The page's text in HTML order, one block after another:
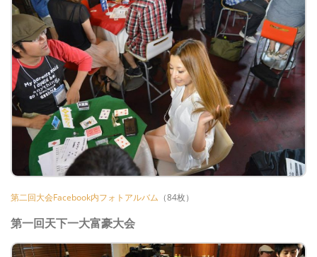
第二回大会Facebook内フォトアルバム （84枚）
第一回天下一大富豪大会